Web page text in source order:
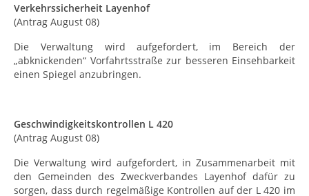
Verkehrssicherheit Layenhof
(Antrag August 08)
Die Verwaltung wird aufgefordert, im Bereich der
„abknickenden“ Vorfahrtsstraße zur besseren Einsehbarkeit
einen Spiegel anzubringen.
Geschwindigkeitskontrollen L 420
(Antrag August 08)
Die Verwaltung wird aufgefordert, in Zusammenarbeit mit
den Gemeinden des Zweckverbandes Layenhof dafür zu
sorgen, dass durch regelmäßige Kontrollen auf der L 420 im